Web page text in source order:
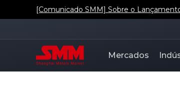
[Comunicado SMM] Sobre o
Mercados